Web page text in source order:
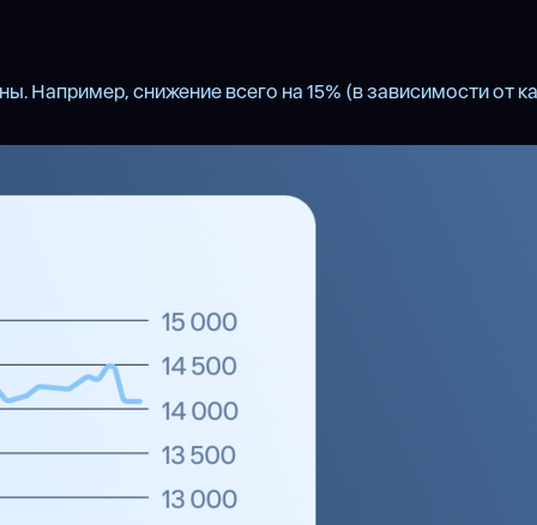
Например, снижение всего на 15% (в зависимости